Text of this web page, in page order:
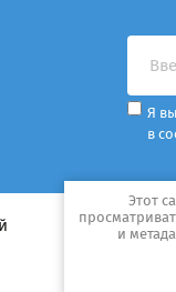
Этот
и
Я
в